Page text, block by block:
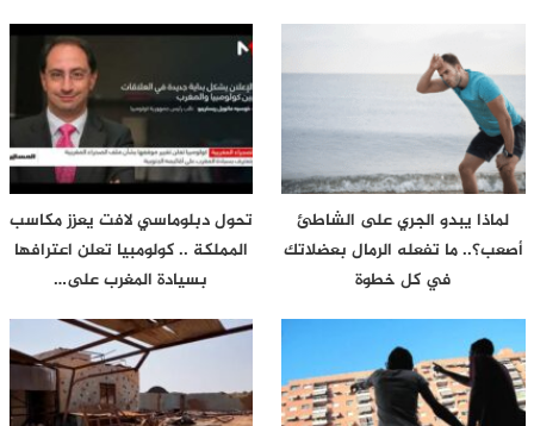
لماذا يبدو الجري على الشاطئ
أصعب؟.. ما تفعله الرمال بعضلاتك
في كل خطوة
تحول دبلوماسي لافت يعزز مكاسب
المملكة .. كولومبيا تعلن اعترافها
بسيادة المغرب على…